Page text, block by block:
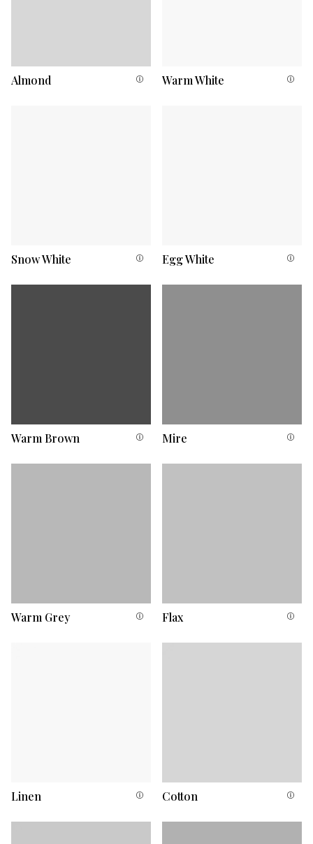
Almond Warm White
Snow White Egg White
Warm Brown Mire
Warm Grey Flax
Linen Cotton